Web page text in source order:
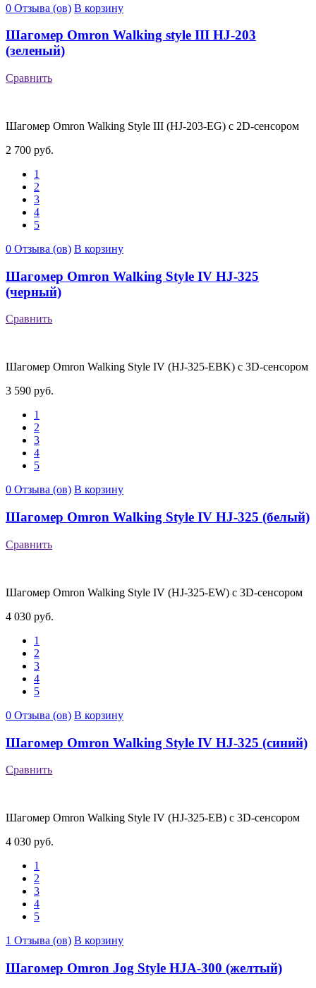
0 Отзыва (ов) В корзину
Шагомер Omron Walking style III HJ-203
(зеленый)
Сравнить
Шагомер Omron Walking Style III (HJ-203-EG) с 2D-сенсором
2 700 руб.
1
2
3
4
5
0 Отзыва (ов) В корзину
Шагомер Omron Walking Style IV HJ-325
(черный)
Сравнить
Шагомер Omron Walking Style IV (HJ-325-EBK) с 3D-сенсором
3 590 руб.
1
2
3
4
5
0 Отзыва (ов) В корзину
Шагомер Omron Walking Style IV HJ-325 (белый)
Сравнить
Шагомер Omron Walking Style IV (HJ-325-EW) с 3D-сенсором
4 030 руб.
1
2
3
4
5
0 Отзыва (ов) В корзину
Шагомер Omron Walking Style IV HJ-325 (синий)
Сравнить
Шагомер Omron Walking Style IV (HJ-325-EB) с 3D-сенсором
4 030 руб.
1
2
3
4
5
1 Отзыва (ов) В корзину
Шагомер Omron Jog Style HJA-300 (желтый)